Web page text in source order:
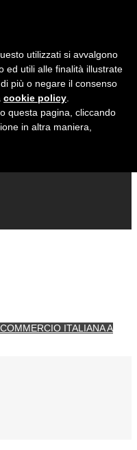
ITALIANI CHE
A
LA SOCIETÀ E
...
"ORGOGLIOSI
ITALIANA A
utilizzati si avvalgono
ed utili alle finalità illustrate
più o negare il consenso
cookie policy
questa pagina, cliccando
in altra maniera,